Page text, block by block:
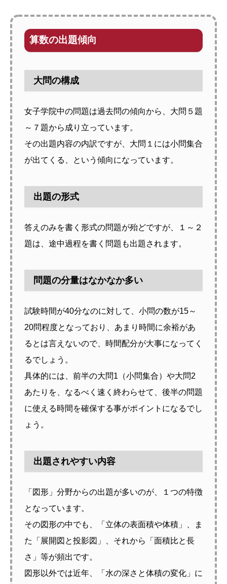
算数の出題傾向
大問の構成
女子学院中の問題は過去問の傾向から、大問５題
～７題から成り立っています。
その出題内容の内訳ですが、大問１には小問集合
が出てくる、という傾向になっています。
出題の形式
答えのみを書く形式の問題が殆どですが、１～２
題は、途中過程を書く問題も出題されます。
問題の分量はなかなか多い
試験時間が40分なのに対して、小問の数が15～
20問程度となっており、あまり時間に余裕があ
るとは言えないので、時間配分が大事になってく
るでしょう。
具体的には、前半の大問1（小問集合）や大問2
あたりを、なるべく速く終わらせて、後半の問題
に使える時間を確保する事がポイントになるでし
ょう。
出題されやすい内容
「図形」分野からの出題が多いのが、１つの特徴
となっています。
その図形の中でも、「立体の表面積や体積」、ま
た「展開図と投影図」、それから「面積比と長
さ」等が頻出です。
図形以外では近年、「水の深さと体積の変化」に